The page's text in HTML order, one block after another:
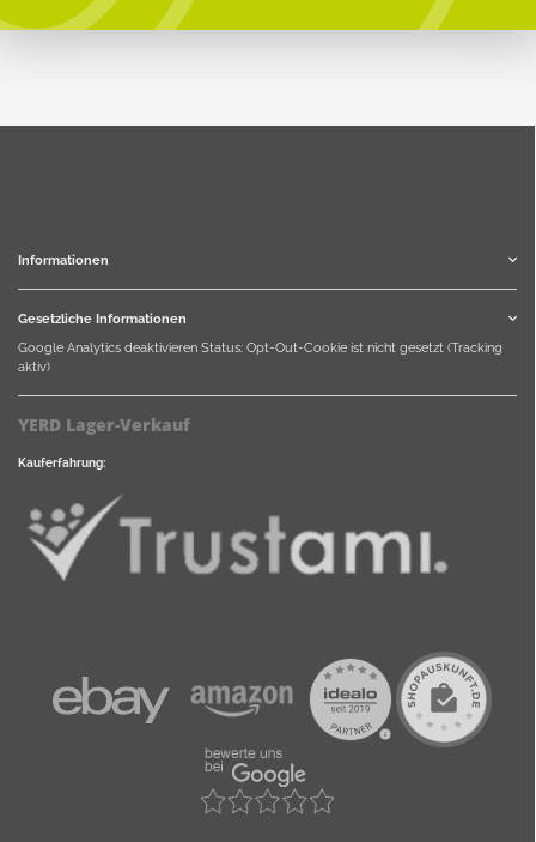
Informationen
Gesetzliche Informationen
Google Analytics deaktivieren Status: Opt-Out-Cookie ist nicht gesetzt (Tracking
aktiv)
YERD Lager-Verkauf
Kauferfahrung: